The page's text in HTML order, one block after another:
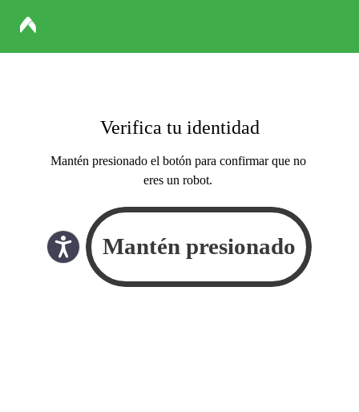
Verifica tu identidad
Mantén presionado el botón para confirmar que no
eres un robot.